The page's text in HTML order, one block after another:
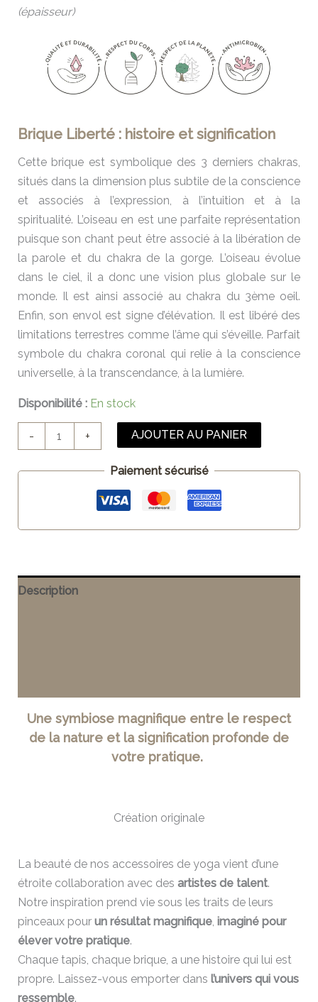
(épaisseur)
Brique Liberté : histoire et signification
Cette brique est symbolique des 3 derniers chakras,
situés dans la dimension plus subtile de la conscience
et associés à l’expression, à l’intuition et à la
spiritualité. L’oiseau en est une parfaite représentation
puisque son chant peut être associé à la libération de
la parole et du chakra de la gorge. L’oiseau évolue
dans le ciel, il a donc une vision plus globale sur le
monde. Il est ainsi associé au chakra du 3ème oeil.
Enfin, son envol est signe d’élévation. Il est libéré des
limitations terrestres comme l’âme qui s’éveille. Parfait
symbole du chakra coronal qui relie à la conscience
universelle, à la transcendance, à la lumière.
Disponibilité : En stock
- + AJOUTER AU PANIER
Paiement sécurisé
Description
Une symbiose magnifique entre le respect
de la nature et la signification profonde de
votre pratique.
Création originale
La beauté de nos accessoires de yoga vient d’une
étroite collaboration avec des artistes de talent.
Notre inspiration prend vie sous les traits de leurs
pinceaux pour un résultat magnifique, imaginé pour
élever votre pratique.
Chaque tapis, chaque brique, a une histoire qui lui est
propre. Laissez-vous emporter dans l’univers qui vous
ressemble.